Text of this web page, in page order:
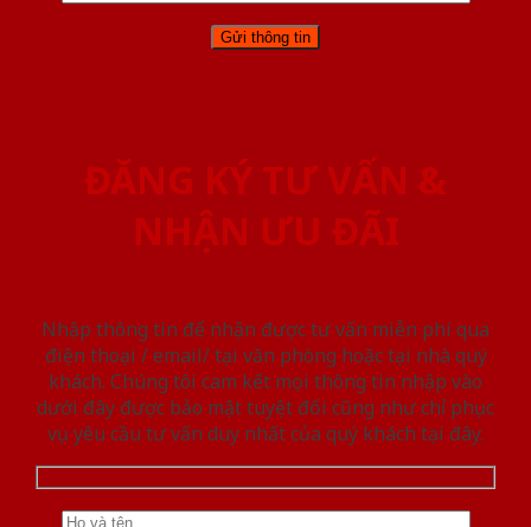
ĐĂNG KÝ TƯ VẤN &
NHẬN ƯU ĐÃI
Nhập thông tin để nhận được tư vấn miễn phí qua
điện thoại / email/ tại văn phòng hoặc tại nhà quý
khách. Chúng tôi cam kết mọi thông tin nhập vào
dưới đây được bảo mật tuyệt đối cũng như chỉ phục
vụ yêu cầu tư vấn duy nhất của quý khách tại đây.